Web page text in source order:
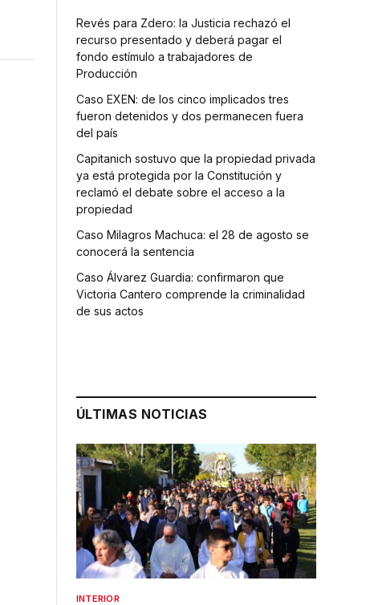
Revés para Zdero: la Justicia rechazó el
recurso presentado y deberá pagar el
fondo estímulo a trabajadores de
Producción
Caso EXEN: de los cinco implicados tres
fueron detenidos y dos permanecen fuera
del país
Capitanich sostuvo que la propiedad privada
ya está protegida por la Constitución y
reclamó el debate sobre el acceso a la
propiedad
Caso Milagros Machuca: el 28 de agosto se
conocerá la sentencia
Caso Álvarez Guardia: confirmaron que
Victoria Cantero comprende la criminalidad
de sus actos
ÚLTIMAS NOTICIAS
INTERIOR